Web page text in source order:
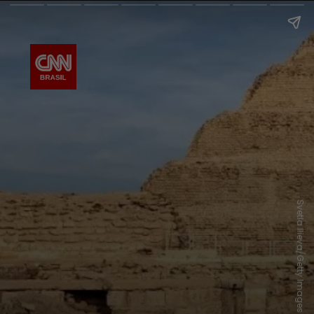
Svetla Ilieva/Getty Images